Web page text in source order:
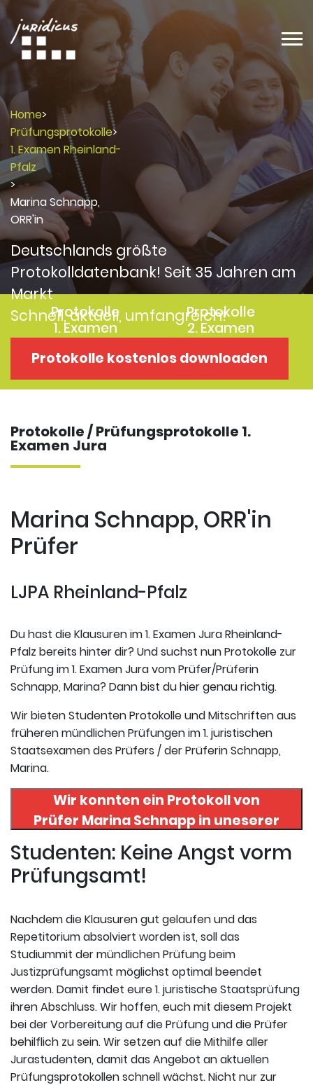
Home>
Prüfungsprotokolle>
1. Examen Rheinland-
Pfalz
>
Marina Schnapp,
ORR'in
Deutschlands größte
Protokolldatenbank! Seit 35 Jahren am
Markt
Schnell, aktuell, umfangreich!
Protokolle kostenlos downloaden
Protokolle
1. Examen
Protokolle
2. Examen
Protokolle
Examensklausuren
Kostenloses
Repititorium
Protokolle / Prüfungsprotokolle 1.
Examen Jura
Marina Schnapp, ORR'in
Prüfer
LJPA Rheinland-Pfalz
Du hast die Klausuren im 1. Examen Jura Rheinland-
Pfalz bereits hinter dir? Und suchst nun Protokolle zur
Prüfung im 1. Examen Jura vom Prüfer/Prüferin
Schnapp, Marina? Dann bist du hier genau richtig.
Wir bieten Studenten Protokolle und Mitschriften aus
früheren mündlichen Prüfungen im 1. juristischen
Staatsexamen des Prüfers / der Prüferin Schnapp,
Marina.
Wir konnten ein Protokoll von
Prüfer Marina Schnappin uneserer
Datenbank finden. Hier
registrieren und das Protokoll
abrufen.
Studenten: Keine Angst vorm
Prüfungsamt!
Nachdem die Klausuren gut gelaufen und das
Repetitorium absolviert worden ist, soll das
Studiummit der mündlichen Prüfung beim
Justizprüfungsamt möglichst optimal beendet
werden. Damit findet eure 1. juristische Staatsprüfung
ihren Abschluss. Wir hoffen, euch mit diesem Projekt
bei der Vorbereitung auf die Prüfung und die Prüfer
behilflich zu sein. Wir setzen auf die Mithilfe aller
Jurastudenten, damit das Angebot an aktuellen
Prüfungsprotokollen schnell wächst. Nicht nur zur